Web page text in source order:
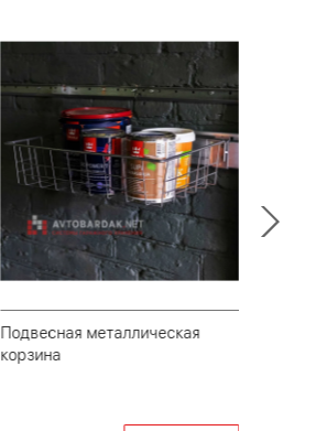
Подвесная металлическая
корзина